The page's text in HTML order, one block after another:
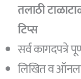
तलाठी
टिप्स
सर्व कागदपत्रे
लिखित व